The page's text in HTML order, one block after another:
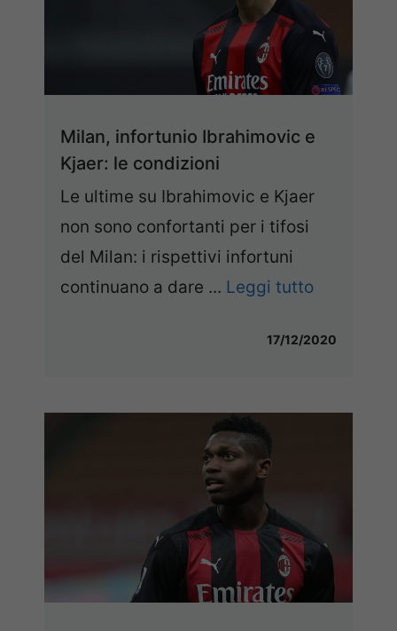
Milan, infortunio Ibrahimovic e
Kjaer: le condizioni
Le ultime su Ibrahimovic e Kjaer
non sono confortanti per i tifosi
del Milan: i rispettivi infortuni
continuano a dare ... Leggi tutto
17/12/2020